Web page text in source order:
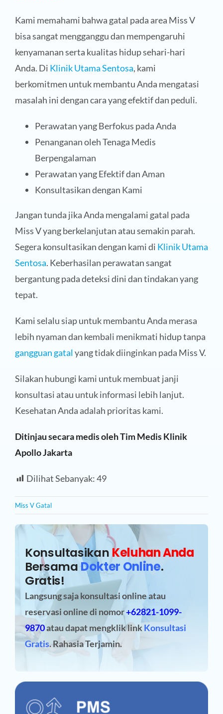
Kami memahami bahwa gatal pada area Miss V
bisa sangat mengganggu dan mempengaruhi
kenyamanan serta kualitas hidup sehari-hari
Anda. Di Klinik Utama Sentosa, kami
berkomitmen untuk membantu Anda mengatasi
masalah ini dengan cara yang efektif dan peduli.
Perawatan yang Berfokus pada Anda
Penanganan oleh Tenaga Medis
Berpengalaman
Perawatan yang Efektif dan Aman
Konsultasikan dengan Kami
Jangan tunda jika Anda mengalami gatal pada
Miss V yang berkelanjutan atau semakin parah.
Segera konsultasikan dengan kami di Klinik Utama
Sentosa. Keberhasilan perawatan sangat
bergantung pada deteksi dini dan tindakan yang
tepat.
Kami selalu siap untuk membantu Anda merasa
lebih nyaman dan kembali menikmati hidup tanpa
gangguan gatalyang tidak diinginkan pada Miss V.
Silakan hubungi kami untuk membuat janji
konsultasi atau untuk informasi lebih lanjut.
Kesehatan Anda adalah prioritas kami.
Ditinjau secara medis oleh Tim Medis Klinik
Apollo Jakarta
Dilihat Sebanyak:49
Miss V Gatal
KonsultasikanKeluhan Anda
BersamaDokter Online.
Gratis!
Langsung saja konsultasi online atau
reservasi onlinedi nomor+62821-1099-
9870atau dapat mengklik linkKonsultasi
Gratis. Rahasia Terjamin.